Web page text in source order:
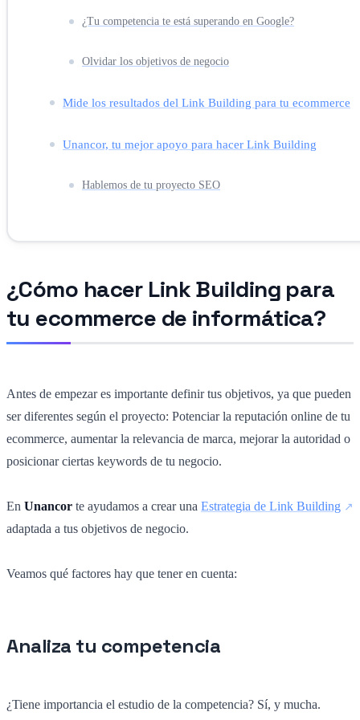
¿Tu competencia te está superando en Google?
Olvidar los objetivos de negocio
Mide los resultados del Link Building para tu ecommerce
Unancor, tu mejor apoyo para hacer Link Building
Hablemos de tu proyecto SEO
¿Cómo hacer Link Building para
tu ecommerce de informática?
Antes de empezar es importante definir tus objetivos, ya que pueden
ser diferentes según el proyecto: Potenciar la reputación online de tu
ecommerce, aumentar la relevancia de marca, mejorar la autoridad o
posicionar ciertas keywords de tu negocio.
En Unancor te ayudamos a crear una Estrategia de Link Building
adaptada a tus objetivos de negocio.
Veamos qué factores hay que tener en cuenta:
Analiza tu competencia
¿Tiene importancia el estudio de la competencia? Sí, y mucha.